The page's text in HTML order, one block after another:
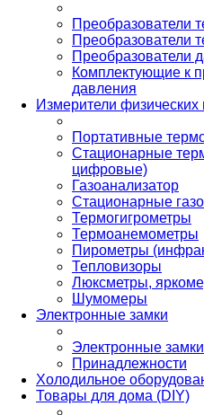
Преобразователи
Преобразователи
Преобразователи
Комплектующие к
давления
Измерители физических
Портативные
Стационарные
цифровые)
Газоанализатор
Стационарные
Термогигрометры
Термоанемометры
Пирометры
Тепловизоры
Люксметры,
Шумомеры
Электронные замки
Электронные замки
Принадлежности
Холодильное
Товары для дома (DIY)